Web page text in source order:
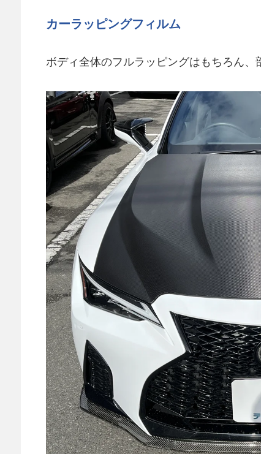
カーラッピングフィルム
ボディ全体のフルラッピングはもちろん、